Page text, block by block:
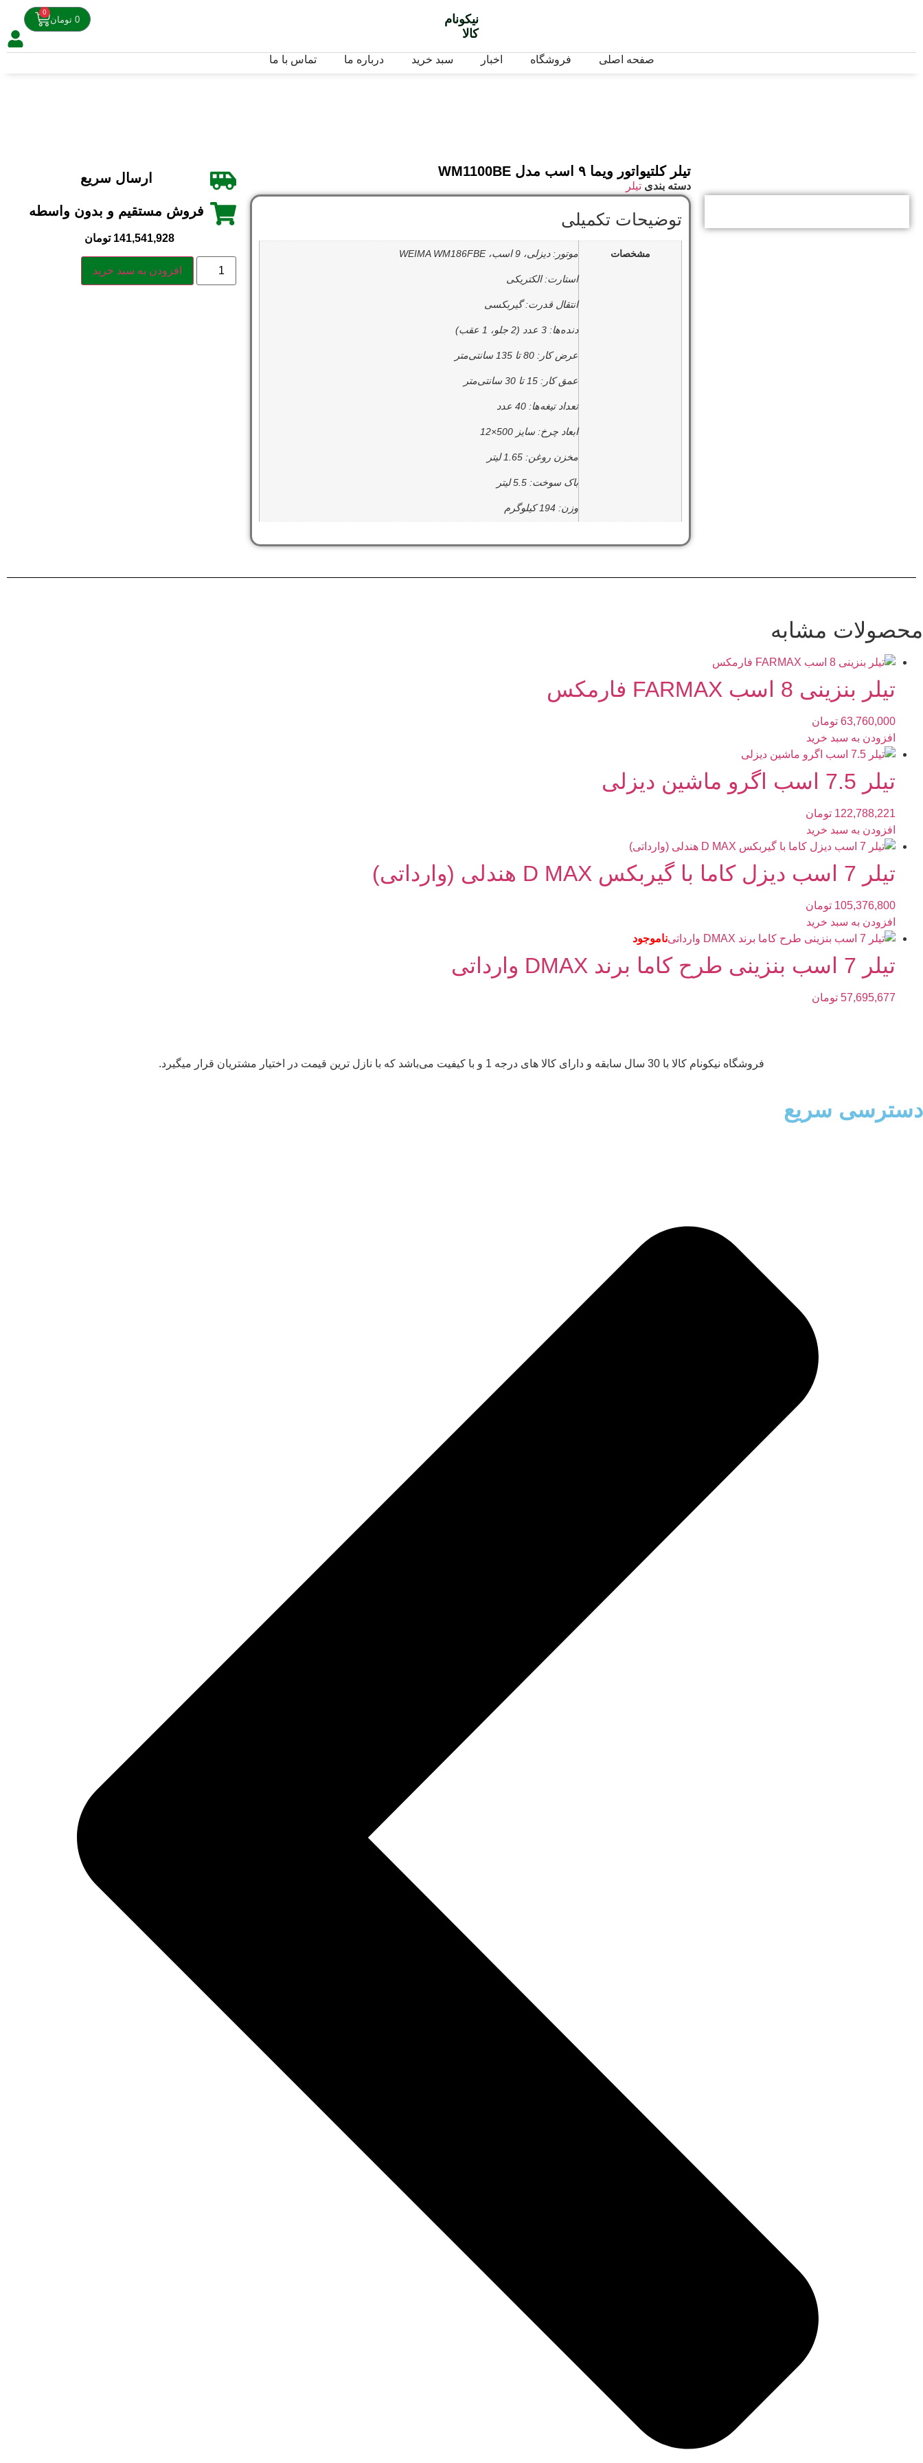
0 تومان
0
نیکونام
کالا
صفحه اصلی فروشگاه اخبار سبد خرید درباره ما تماس با ما
تیلر کلتیواتور ویما ۹ اسب مدل WM1100BE
دسته بندی تیلر
توضیحات تکمیلی
مشخصات موتور: دیزلی، 9 اسب، WEIMA WM186FBE
استارت: الکتریکی
انتقال قدرت: گیربکسی
دنده‌ها: 3 عدد (2 جلو، 1 عقب)
عرض کار: 80 تا 135 سانتی‌متر
عمق کار: 15 تا 30 سانتی‌متر
تعداد تیغه‌ها: 40 عدد
ابعاد چرخ: سایز 500×12
مخزن روغن: 1.65 لیتر
باک سوخت: 5.5 لیتر
وزن: 194 کیلوگرم
ارسال سریع
فروش مستقیم و بدون واسطه
141,541,928 تومان
افزودن به سبد خرید
محصولات مشابه
تیلر بنزینی 8 اسب FARMAX فارمکس
63,760,000 تومان
افزودن به سبد خرید
تیلر 7.5 اسب اگرو ماشین دیزلی
122,788,221 تومان
افزودن به سبد خرید
تیلر 7 اسب دیزل کاما با گیربکس D MAX هندلی (وارداتی)
105,376,800 تومان
افزودن به سبد خرید
ناموجود
تیلر 7 اسب بنزینی طرح کاما برند DMAX وارداتی
57,695,677 تومان
فروشگاه نیکونام کالا با 30 سال سابقه و دارای کالا های درجه 1 و با کیفیت می‌باشد که با نازل ترین قیمت در اختیار مشتریان قرار میگیرد.
دسترسی سریع